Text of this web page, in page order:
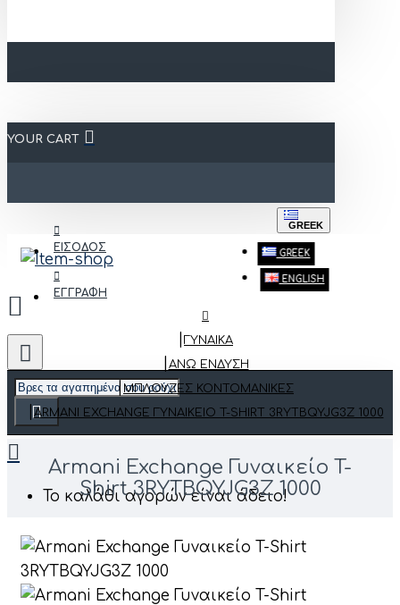
YOUR CART
ΕΙΣΟΔΟΣ
ΕΓΓΡΑΦΗ
GREEK
GREEK
ENGLISH
Το καλάθι αγορών είναι άδειο!
ΓΥΝΑΙΚΑ
ΆΝΩ ΈΝΔΥΣΗ
ΜΠΛΟΎΖΕΣ ΚΟΝΤΟΜΆΝΙΚΕΣ
ARMANI EXCHANGE ΓΥΝΑΙΚΕΊΟ T-SHIRT 3RYTBQYJG3Z 1000
Armani Exchange Γυναικείο T-
Shirt 3RYTBQYJG3Z 1000